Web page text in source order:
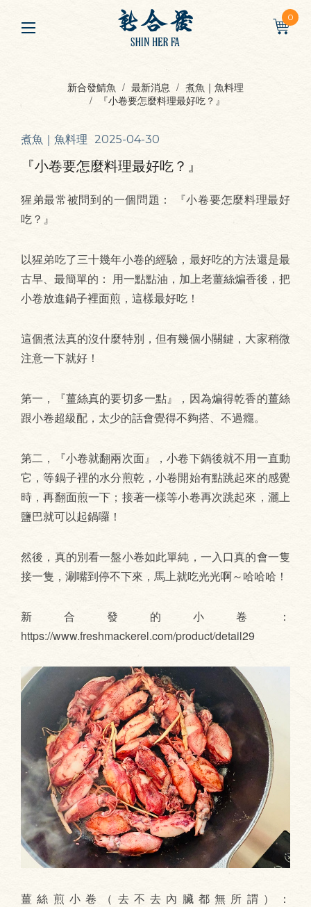
0
新合發鯖魚 最新消息
煮魚｜魚料理
『小卷要怎麼料理最好吃？』
煮魚｜魚料理 2025-04-30
『小卷要怎麼料理最好吃？』
猩弟最常被問到的一個問題： 『小卷要怎麼料理最好
吃？』
以猩弟吃了三十幾年小卷的經驗，最好吃的方法還是最
古早、最簡單的： 用一點點油，加上老薑絲煸香後，把
小卷放進鍋子裡面煎，這樣最好吃！
這個煮法真的沒什麼特別，但有幾個小關鍵，大家稍微
注意一下就好！
第一，『薑絲真的要切多一點』，因為煸得乾香的薑絲
跟小卷超級配，太少的話會覺得不夠搭、不過癮。
第二，『小卷就翻兩次面』，小卷下鍋後就不用一直動
它，等鍋子裡的水分煎乾，小卷開始有點跳起來的感覺
時，再翻面煎一下；接著一樣等小卷再次跳起來，灑上
鹽巴就可以起鍋囉！
然後，真的別看一盤小卷如此單純，一入口真的會一隻
接一隻，涮嘴到停不下來，馬上就吃光光啊～哈哈哈！
新合發的小卷：
https://www.freshmackerel.com/product/detail29
薑絲煎小卷（去不去內臟都無所謂）：